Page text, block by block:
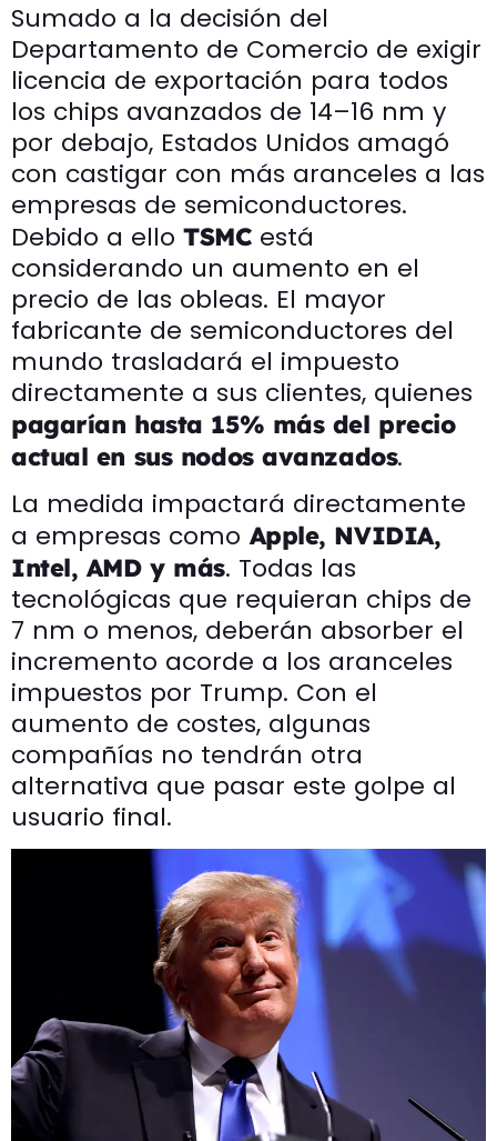
Sumado a la decisión del
Departamento de Comercio de exigir
licencia de exportación para todos
los chips avanzados de 14–16 nm y
por debajo, Estados Unidos amagó
con castigar con más aranceles a las
empresas de semiconductores.
Debido a ello TSMC está
considerando un aumento en el
precio de las obleas. El mayor
fabricante de semiconductores del
mundo trasladará el impuesto
directamente a sus clientes, quienes
pagarían hasta 15% más del precio
actual en sus nodos avanzados.
La medida impactará directamente
a empresas como Apple, NVIDIA,
Intel, AMD y más. Todas las
tecnológicas que requieran chips de
7 nm o menos, deberán absorber el
incremento acorde a los aranceles
impuestos por Trump. Con el
aumento de costes, algunas
compañías no tendrán otra
alternativa que pasar este golpe al
usuario final.